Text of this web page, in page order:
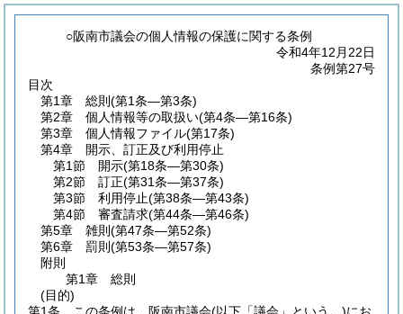
○阪南市議会の個人情報の保護に関する条例
令和4年12月22日
条例第27号
目次
第1章
総則 (第1条―第3条)
第2章
個人情報等の取扱い(第4条―第16条)
第3章
個人情報ファイル(第17条)
第4章
開示、訂正及び利用停止
第1節
開示(第18条―第30条)
第2節
訂正(第31条―第37条)
第3節
利用停止(第38条―第43条)
第4節
審査請求(第44条―第46条)
第5章
雑則 (第47条―第52条)
第6章
罰則 (第53条―第57条)
附則
第1章
総則
(目的)